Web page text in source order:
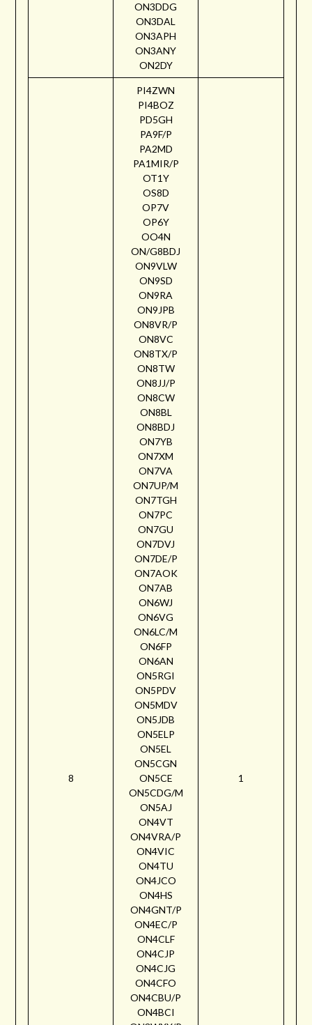
ON3DDG
ON3DAL
ON3APH
ON3ANY
ON2DY
8
PI4ZWN
PI4BOZ
PD5GH
PA9F/P
PA2MD
PA1MIR/P
OT1Y
OS8D
OP7V
OP6Y
OO4N
ON/G8BDJ
ON9VLW
ON9SD
ON9RA
ON9JPB
ON8VR/P
ON8VC
ON8TX/P
ON8TW
ON8JJ/P
ON8CW
ON8BL
ON8BDJ
ON7YB
ON7XM
ON7VA
ON7UP/M
ON7TGH
ON7PC
ON7GU
ON7DVJ
ON7DE/P
ON7AOK
ON7AB
ON6WJ
ON6VG
ON6LC/M
ON6FP
ON6AN
ON5RGI
ON5PDV
ON5MDV
ON5JDB
ON5ELP
ON5EL
ON5CGN
ON5CE
ON5CDG/M
ON5AJ
ON4VT
ON4VRA/P
ON4VIC
ON4TU
ON4JCO
ON4HS
ON4GNT/P
ON4EC/P
ON4CLF
ON4CJP
ON4CJG
ON4CFO
ON4CBU/P
ON4BCI
1